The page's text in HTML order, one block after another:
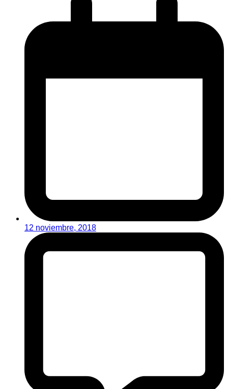
12 noviembre, 2018